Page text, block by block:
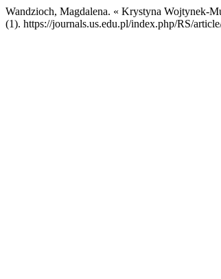
Wandzioch, Magdalena. « Krystyna Wojtynek-
(1). https://journals.us.edu.pl/index.php/RS/